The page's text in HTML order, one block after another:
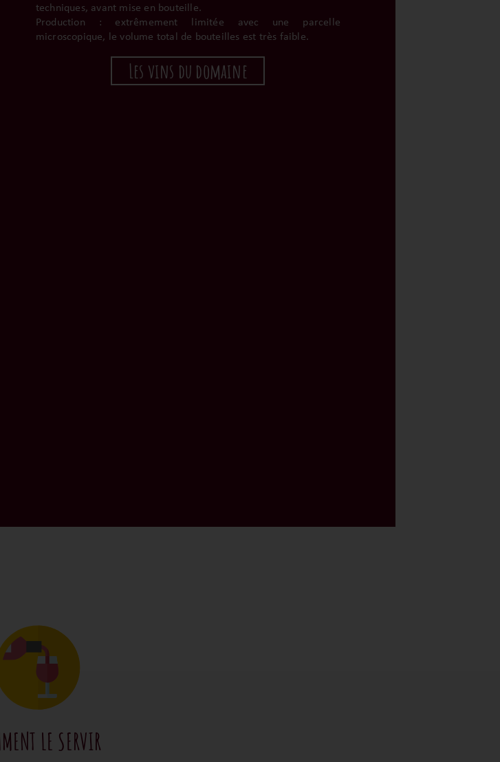
techniques, avant mise en bouteille.
Production : extrêmement limitée avec une parcelle
microscopique, le volume total de bouteilles est très faible.
Les vins du domaine
LE SERVIR